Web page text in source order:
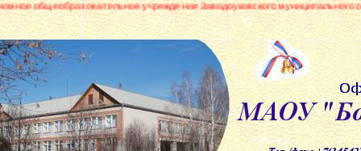
учреждение Заводоуковского муниципального округа